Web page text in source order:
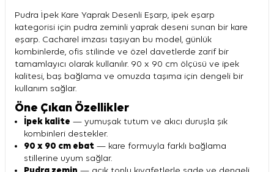
Pudra İpek Kare Yaprak Desenli Eşarp, ipek eşarp
kategorisi için pudra zeminli yaprak deseni sunan bir kare
eşarp. Cacharel imzası taşıyan bu model, günlük
kombinlerde, ofis stilinde ve özel davetlerde zarif bir
tamamlayıcı olarak kullanılır. 90 x 90 cm ölçüsü ve ipek
kalitesi, baş bağlama ve omuzda taşıma için dengeli bir
kullanım sağlar.
Öne Çıkan Özellikler
İpek kalite — yumuşak tutum ve akıcı duruşla şık
kombinleri destekler.
90 x 90 cm ebat — kare formuyla farklı bağlama
stillerine uyum sağlar.